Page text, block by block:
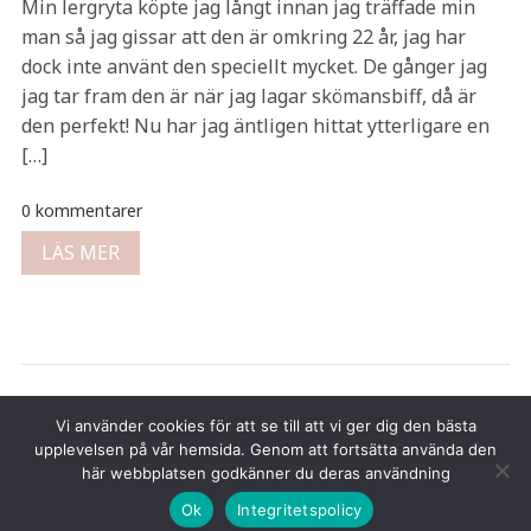
Min lergryta köpte jag långt innan jag träffade min
man så jag gissar att den är omkring 22 år, jag har
dock inte använt den speciellt mycket. De gånger jag
jag tar fram den är när jag lagar skömansbiff, då är
den perfekt! Nu har jag äntligen hittat ytterligare en
[…]
0 kommentarer
LÄS MER
Vi använder cookies för att se till att vi ger dig den bästa
upplevelsen på vår hemsida. Genom att fortsätta använda den
här webbplatsen godkänner du deras användning
Ok
Integritetspolicy